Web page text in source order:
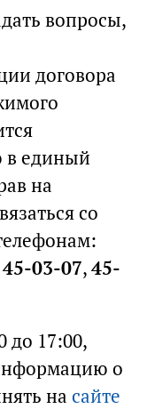
вопросы,
договора
в единый
на
со
45-03-07,45-
до 17:00,
о
на сайте